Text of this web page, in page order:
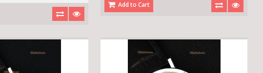
Add to Cart